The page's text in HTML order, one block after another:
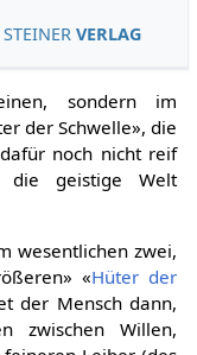
VERLAG
sondern im
der Schwelle», die
noch nicht reif
die geistige Welt
wesentlichen zwei,
«Hüter der
der Mensch dann,
zwischen Willen,